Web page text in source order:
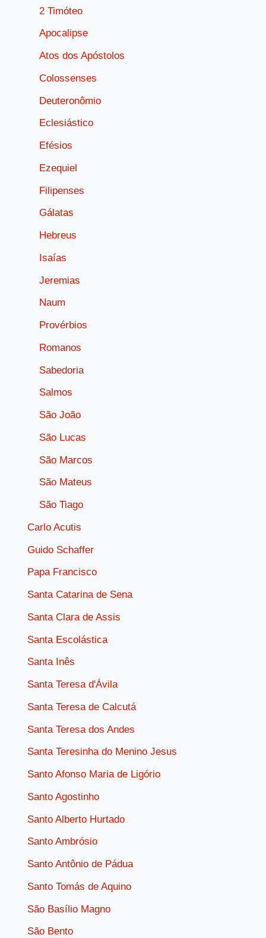
2 Timóteo
Apocalipse
Atos dos Apóstolos
Colossenses
Deuteronômio
Eclesiástico
Efésios
Ezequiel
Filipenses
Gálatas
Hebreus
Isaías
Jeremias
Naum
Provérbios
Romanos
Sabedoria
Salmos
São João
São Lucas
São Marcos
São Mateus
São Tiago
Carlo Acutis
Guido Schaffer
Papa Francisco
Santa Catarina de Sena
Santa Clara de Assis
Santa Escolástica
Santa Inês
Santa Teresa d'Ávila
Santa Teresa de Calcutá
Santa Teresa dos Andes
Santa Teresinha do Menino Jesus
Santo Afonso Maria de Ligório
Santo Agostinho
Santo Alberto Hurtado
Santo Ambrósio
Santo Antônio de Pádua
Santo Tomás de Aquino
São Basílio Magno
São Bento